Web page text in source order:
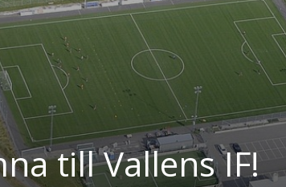
till Vallens IF!